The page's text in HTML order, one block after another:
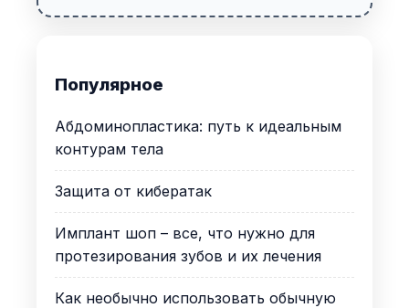
Популярное
Абдоминопластика: путь к идеальным
контурам тела
Защита от кибератак
Имплант шоп – все, что нужно для
протезирования зубов и их лечения
Как необычно использовать обычную